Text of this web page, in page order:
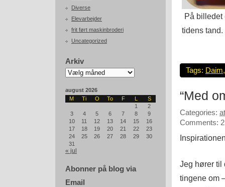
Diverse
Elevarbejder
frit ført maskinbroderi
Uncategorized
Arkiv
Arkiv
august 2026
M
Ti O To F L
S
1
2
3
4 5 6 7 8
9
10
11 12 13 14 15
16
17
18 19 20 21 22
23
24
25 26 27 28 29
30
31
« jul
Abonner på blog via
Email
På billedet
tidens
Tags: Daim
“Med
Categories:
Comments: 2
Jeg hører til
tingene om